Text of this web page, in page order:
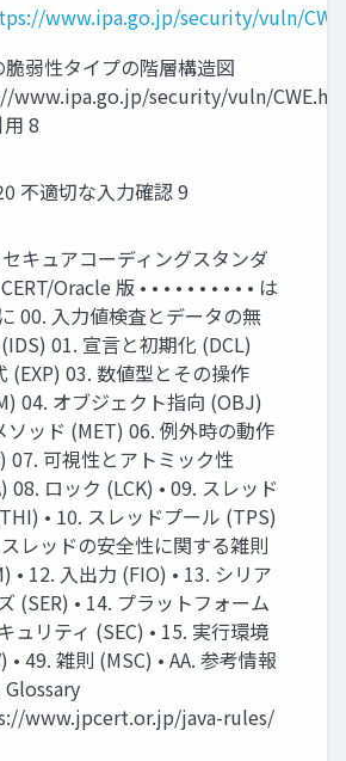
www.ipa.go.jp/security/vuln/
脆弱性タイプの階層構造図
www.ipa.go.jp/security/vuln/
8
不適切な入力確認 9
キュアコーディングスタンダ
Oracle 版 • • • • • • • • • • は
00. 入力値検査とデータの無
01. 宣言と初期化 (DCL)
(EXP) 03. 数値型とその操作
04. オブジェクト指向 (OBJ)
ソッド (MET) 06. 例外時の動作
07. 可視性とアトミック性
08. ロック (LCK) • 09. スレッド
• 10. スレッドプール (TPS)
スレッドの安全性に関する雑則
• 12. 入出力 (FIO) • 13. シリア
(SER) • 14. プラットフォーム
ュリティ (SEC) • 15. 実行環境
• 49. 雑則 (MSC) • AA. 参考情報
Glossary
www.jpcert.or.jp/java-rules/